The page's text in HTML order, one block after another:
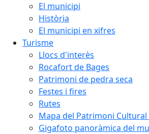
El municipi
Història
El municipi en xifres
Turisme
Llocs d'interès
Rocafort de Bages
Patrimoni de pedra seca
Festes i fires
Rutes
Mapa del Patrimoni
Gigafoto panoràmica del